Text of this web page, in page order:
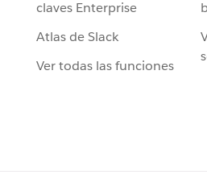
claves Enterprise
Atlas de Slack
Ver todas las funciones